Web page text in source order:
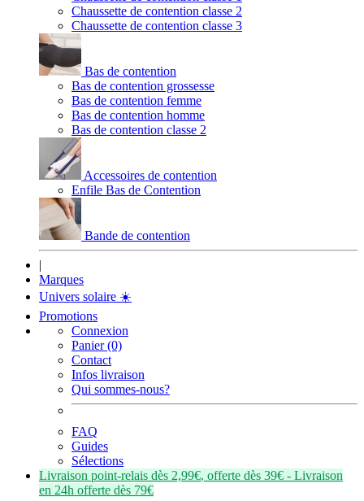
Chaussette de contention classe 2
Chaussette de contention classe 3
Bas de contention
Bas de contention grossesse
Bas de contention femme
Bas de contention homme
Bas de contention classe 2
Accessoires de contention
Enfile Bas de Contention
Bande de contention
|
Marques
Univers solaire ☀️
Promotions
Connexion
Panier (0)
Contact
Infos livraison
Qui sommes-nous?
FAQ
Guides
Sélections
Livraison point-relais dès 2,99€, offerte dès 39€ - Livraison
en 24h offerte dès 79€